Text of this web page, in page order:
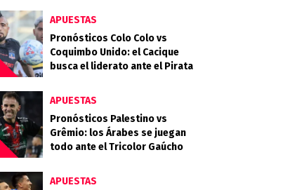
APUESTAS
Pronósticos Colo Colo vs
Coquimbo Unido: el Cacique
busca el liderato ante el Pirata
APUESTAS
Pronósticos Palestino vs
Grêmio: los Árabes se juegan
todo ante el Tricolor Gaúcho
APUESTAS